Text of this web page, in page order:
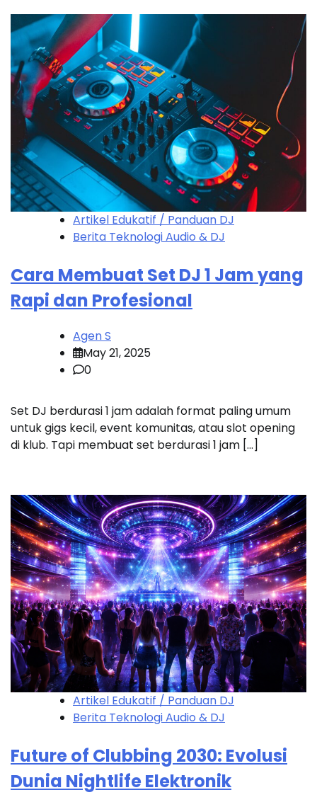
Artikel Edukatif / Panduan DJ
Berita Teknologi Audio & DJ
Cara Membuat Set DJ 1 Jam yang
Rapi dan Profesional
Agen S
May 21, 2025
0
Set DJ berdurasi 1 jam adalah format paling umum
untuk gigs kecil, event komunitas, atau slot opening
di klub. Tapi membuat set berdurasi 1 jam […]
Artikel Edukatif / Panduan DJ
Berita Teknologi Audio & DJ
Future of Clubbing 2030: Evolusi
Dunia Nightlife Elektronik